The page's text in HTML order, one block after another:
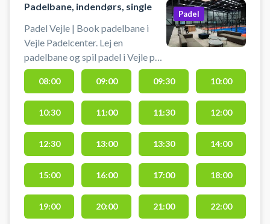
Padelbane, indendørs, single
Padel Vejle | Book padelbane i
Vejle Padelcenter. Lej en
padelbane og spil padel i Vejle på
en af singlebanerne med 12 meter
loftshøjde i byens største
padelklub. Du finder Vejle
Padelcenter på Hellumvej 7, 7100
Vejle - lige ved Vejle Boldklub og
VB Parken. Hos Vejle Padelcenter
findes parkering lige ved
padelcentret, hvor du finder 12
indendørs paddelbaner, hvoraf 10
double- og 2 singlebaner.
Padelcentert tilbyder leje af bat
Padel
08:00 09:00 09:30 10:00
10:30 11:00 11:30 12:00
12:30 13:00 13:30 14:00
15:00 16:00 17:00 18:00
19:00 20:00 21:00 22:00